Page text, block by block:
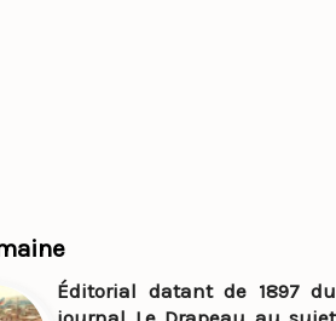
Éditorial datant de 1897 du